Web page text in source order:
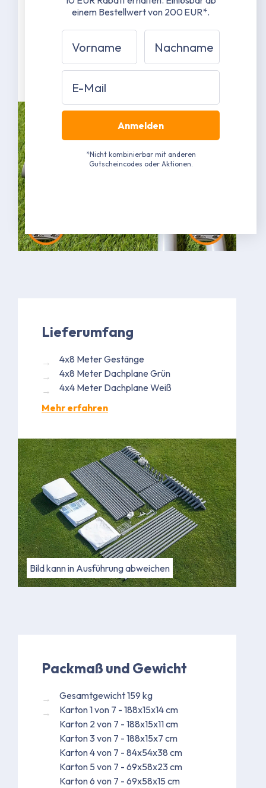
42 mm Stahlrohrverbinder mit 1,5 mm
(Näherungswert)
Mehr erfahren
Lieferumfang
4x8 Meter Gestänge
4x8 Meter Dachplane Grün
4x4 Meter Dachplane Weiß
Mehr erfahren
Bild kann in Ausführung abweichen
Packmaß und Gewicht
Gesamtgewicht 159 kg
Karton 1 von 7 - 188x15x14 cm
Karton 2 von 7 - 188x15x11 cm
Karton 3 von 7 - 188x15x7 cm
Karton 4 von 7 - 84x54x38 cm
Karton 5 von 7 - 69x58x23 cm
Karton 6 von 7 - 69x58x15 cm
einem Bestellwert von 200 EUR*.
Vorname Nachname
Email
Anmelden
*Nicht kombinierbar mit anderen
Gutscheincodes oder Aktionen.